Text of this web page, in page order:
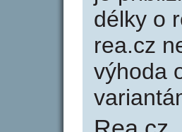
délky o
rea.cz
výhoda